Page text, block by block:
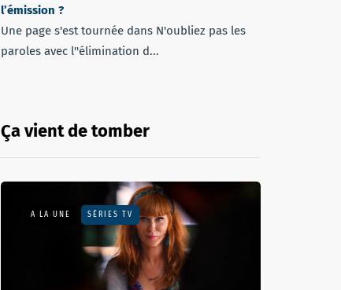
l’émission ?
Une page s'est tournée dans N'oubliez pas les
paroles avec l''élimination d...
Ça vient de tomber
A LA UNE SÉRIES TV